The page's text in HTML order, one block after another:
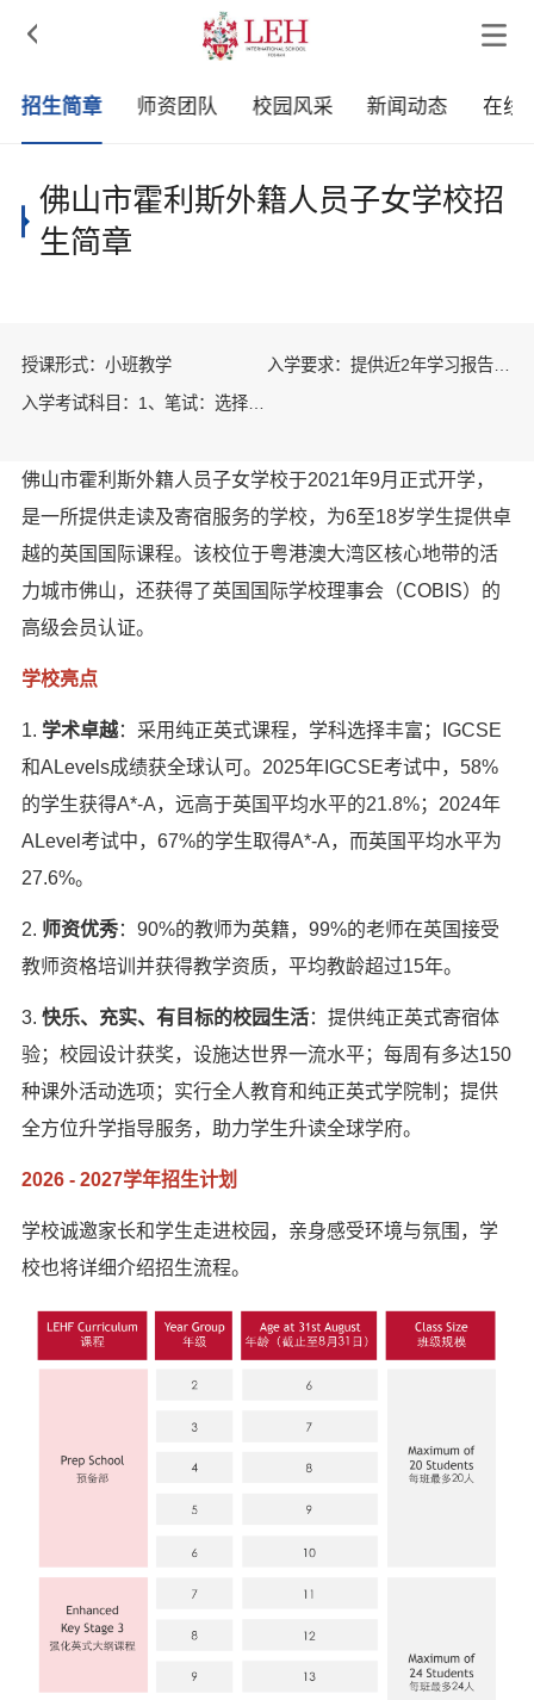

招生简章 师资团队 校园风采 新闻动态 在线
佛山市霍利斯外籍人员子女学校招
生简章
授课形式：小班教学
入学要求：提供近2年学习报告，
入学考试科目：1、笔试：选择
学、英语及逻辑 3、面试：校长
佛山市霍利斯外籍人员子女学校于2021年9月正式开学，
是一所提供走读及寄宿服务的学校，为6至18岁学生提供卓
越的英国国际课程。该校位于粤港澳大湾区核心地带的活
力城市佛山，还获得了英国国际学校理事会（COBIS）的
高级会员认证。
学校亮点
1. 学术卓越：采用纯正英式课程，学科选择丰富；IGCSE
和ALevels成绩获全球认可。2025年IGCSE考试中，58%
的学生获得A*-A，远高于英国平均水平的21.8%；2024年
ALevel考试中，67%的学生取得A*-A，而英国平均水平为
27.6%。
2. 师资优秀：90%的教师为英籍，99%的老师在英国接受
教师资格培训并获得教学资质，平均教龄超过15年。
3. 快乐、充实、有目标的校园生活：提供纯正英式寄宿体
验；校园设计获奖，设施达世界一流水平；每周有多达150
种课外活动选项；实行全人教育和纯正英式学院制；提供
全方位升学指导服务，助力学生升读全球学府。
2026 - 2027学年招生计划
学校诚邀家长和学生走进校园，亲身感受环境与氛围，学
校也将详细介绍招生流程。